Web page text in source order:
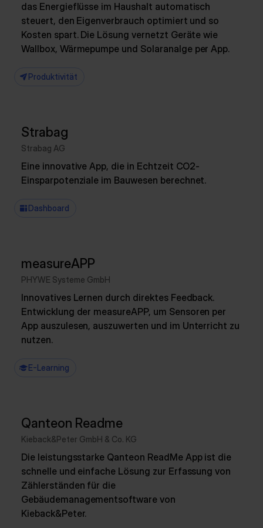
das Energieflüsse im Haushalt automatisch
steuert, den Eigenverbrauch optimiert und so
Kosten spart. Die Lösung vernetzt Geräte wie
Wallbox, Wärmepumpe und Solaranalge per App.
Produktivität
Strabag
Strabag AG
Eine innovative App, die in Echtzeit CO2-
Einsparpotenziale im Bauwesen berechnet.
Dashboard
measureAPP
PHYWE Systeme GmbH
Innovatives Lernen durch direktes Feedback.
Entwicklung der measureAPP, um Sensoren per
App auszulesen, auszuwerten und im Unterricht zu
nutzen.
E-Learning
Qanteon Readme
Kieback&Peter GmbH & Co. KG
Die leistungsstarke Qanteon ReadMe App ist die
schnelle und einfache Lösung zur Erfassung von
Zählerständen für die
Gebäudemanagementsoftware von
Kieback&Peter.